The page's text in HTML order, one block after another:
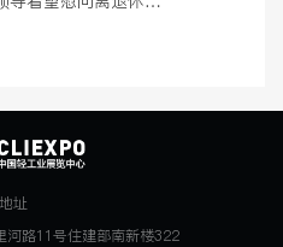
地址
河路11号住建部南新楼322